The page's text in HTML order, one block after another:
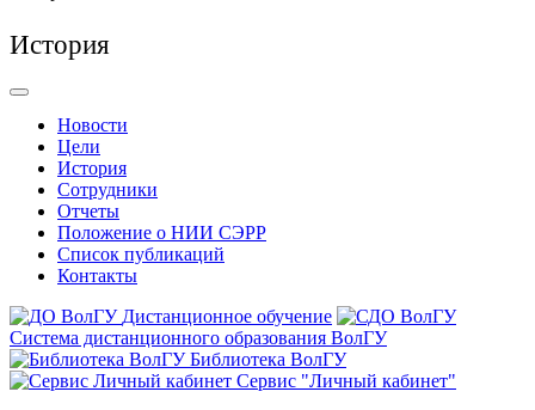
История
Новости
Цели
История
Сотрудники
Отчеты
Положение о НИИ СЭРР
Список публикаций
Контакты
Дистанционное обучение
Система дистанционного образования ВолГУ
Библиотека ВолГУ
Сервис "Личный кабинет"